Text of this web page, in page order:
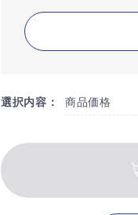
選択内容： 商品価格